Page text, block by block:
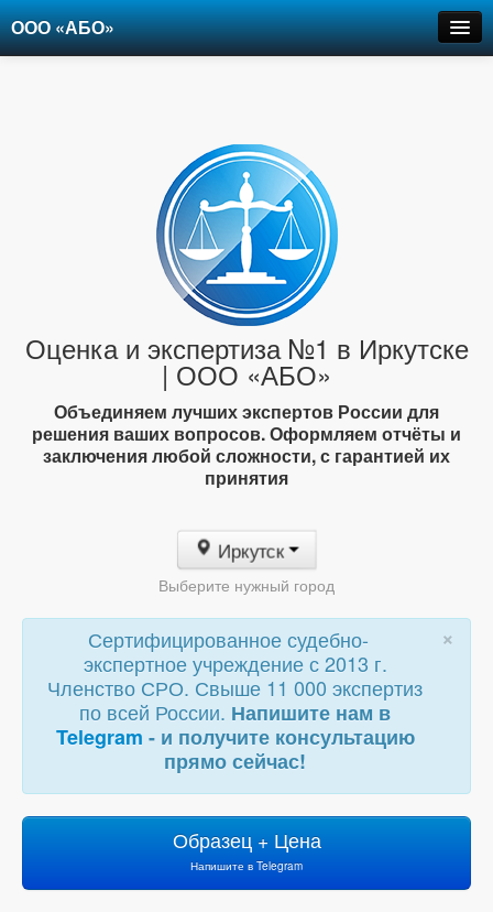
ООО «АБО»
Оценка и экспертиза №1 в Иркутске
| ООО «АБО»
Объединяем лучших экспертов России для
решения ваших вопросов. Оформляем отчёты и
заключения любой сложности, с гарантией их
принятия
Иркутск
Выберите нужный город
×
Сертифицированное судебно-
экспертное учреждение с 2013 г.
Членство СРО. Свыше 11 000 экспертиз
по всей России. Напишите нам в
Telegram - и получите консультацию
прямо сейчас!
Образец + Цена
Напишите в Telegram